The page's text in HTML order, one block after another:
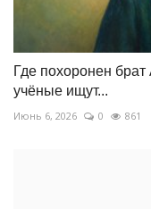
Где похоронен
учёные ищут...
Июнь 6, 2026 0 861